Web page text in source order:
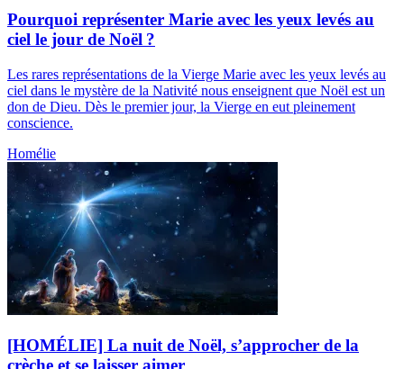
Pourquoi représenter Marie avec les yeux levés au
ciel le jour de Noël ?
Les rares représentations de la Vierge Marie avec les yeux levés au
ciel dans le mystère de la Nativité nous enseignent que Noël est un
don de Dieu. Dès le premier jour, la Vierge en eut pleinement
conscience.
Homélie
[HOMÉLIE] La nuit de Noël, s’approcher de la
crèche et se laisser aimer